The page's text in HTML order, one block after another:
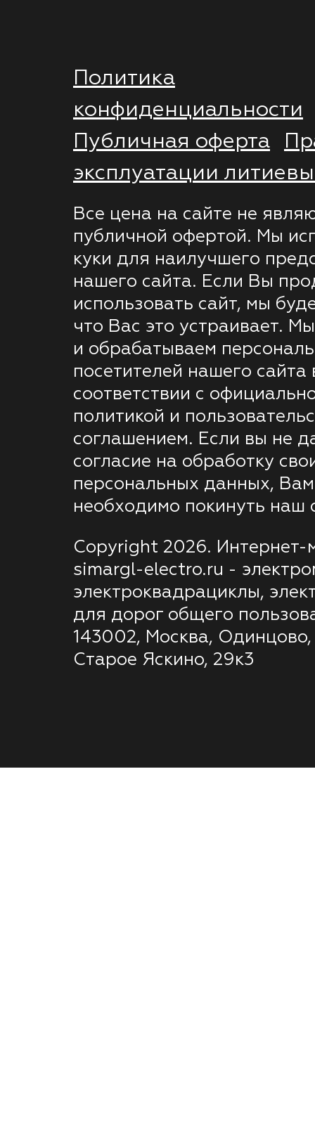
Политика
конфиденциальности
Публичная оферта
эксплуатации
Все цена на сайте не
публичной офертой. Мы
куки для наилучшего
нашего сайта. Если Вы
использовать сайт, мы
что Вас это устраивает.
и обрабатываем
посетителей нашего сайта
соответствии с
политикой и
соглашением. Если вы не
согласие на обработку
персональных данных, Вам
необходимо покинуть наш
Copyright 2026. Интернет-
simargl-electro.ru -
электроквадрациклы,
для дорог общего
143002, Москва, Одинцово,
Старое Яскино, 29к3